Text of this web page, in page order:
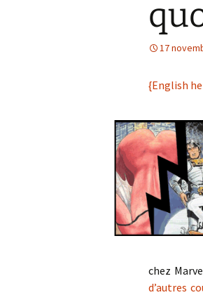
17
{English
chez
d’autres